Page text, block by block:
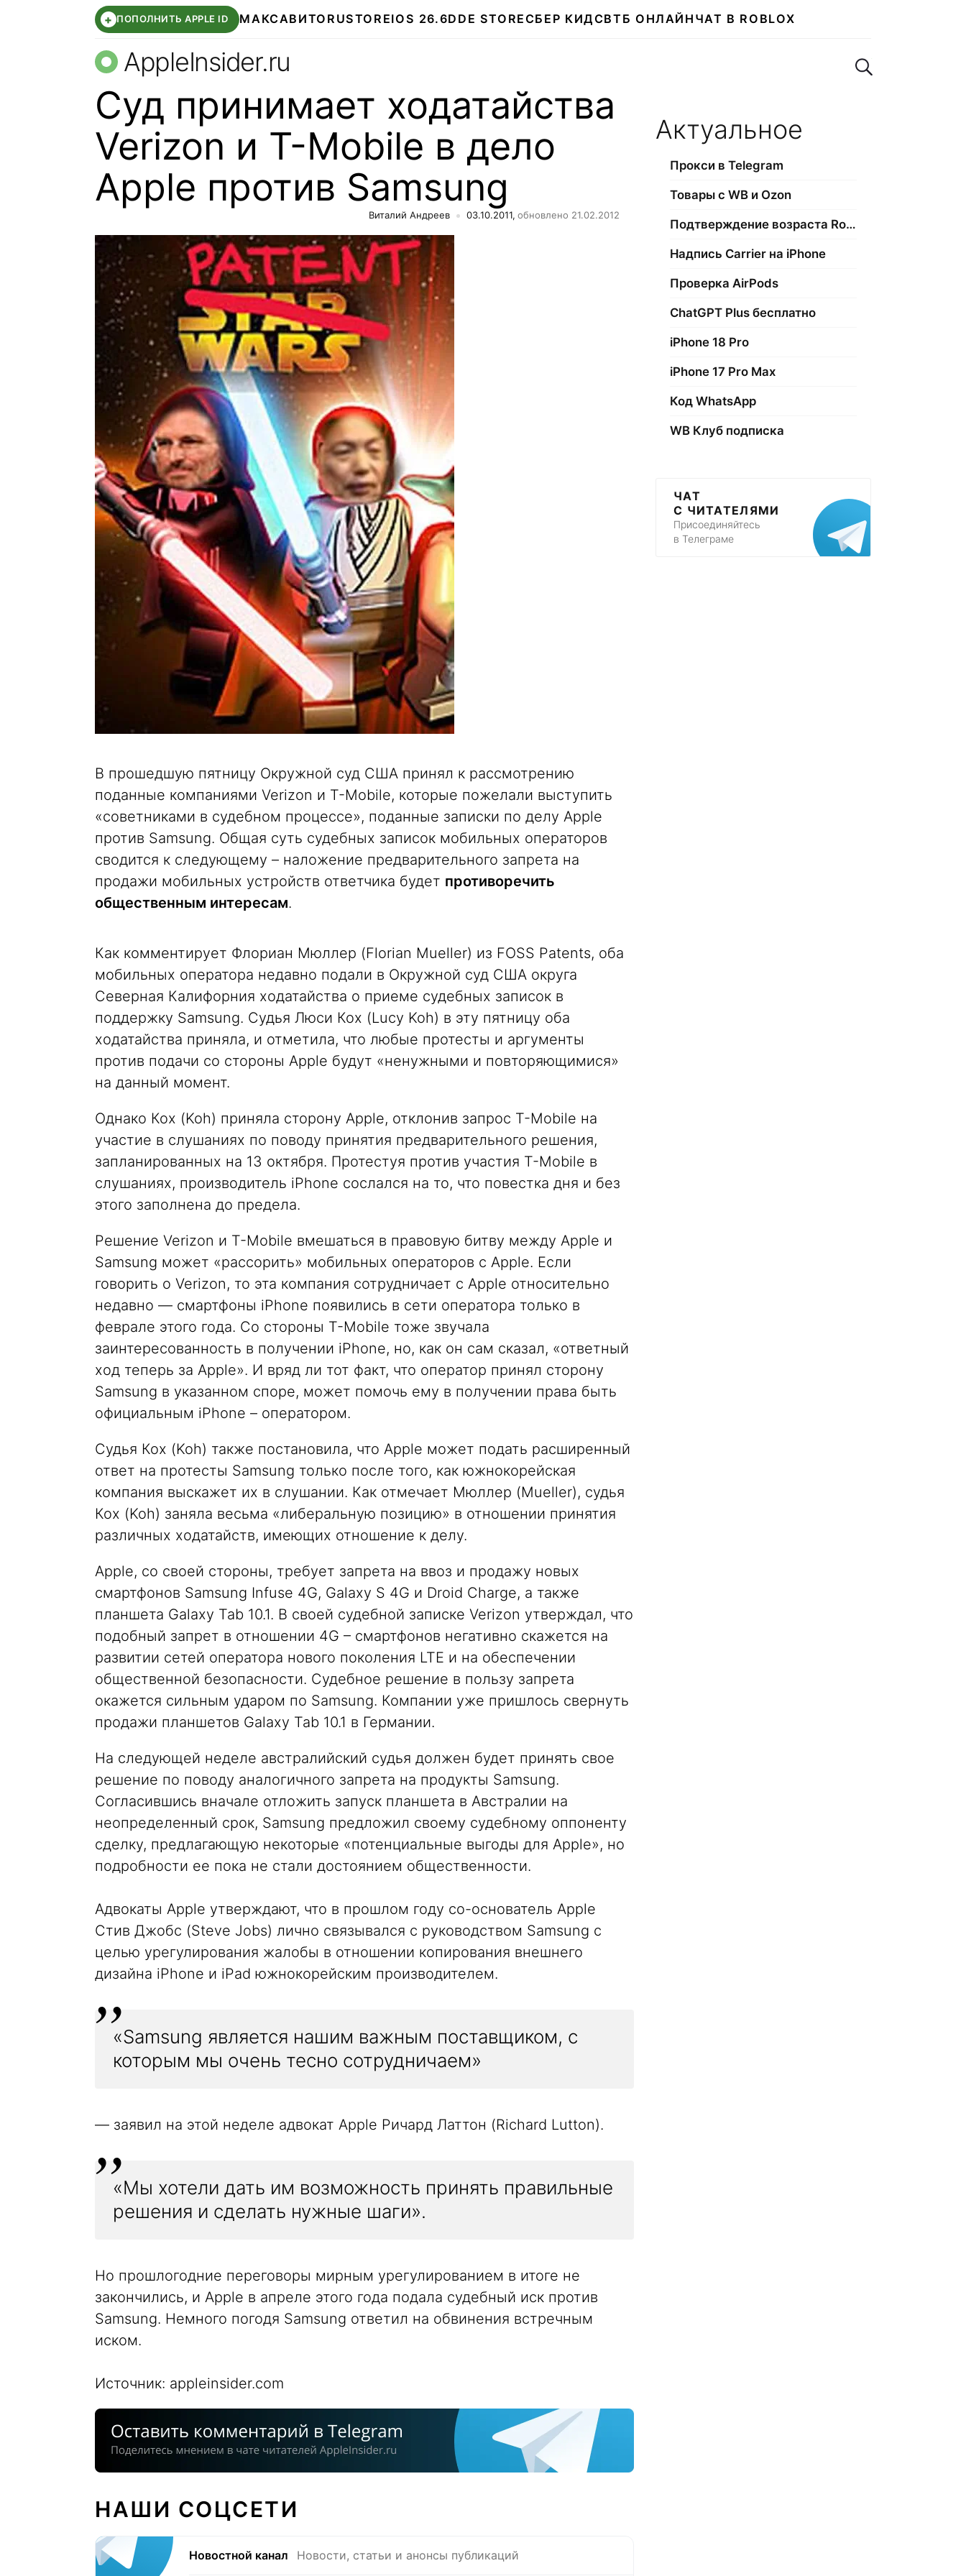
+ ПОПОЛНИТЬ APPLE ID МАКСАВИТО RUSTOREIOS 26.6DDE STORE СБЕР КИДСВТБ ОНЛАЙН ЧАТ В ROBLOX
AppleInsider.ru Поиск по сайту
Суд принимает ходатайства
Verizon и T-Mobile в дело
Apple против Samsung
Виталий Андреев 03.10.2011, обновлено 21.02.2012
В прошедшую пятницу Окружной суд США принял к рассмотрению
поданные компаниями Verizon и T-Mobile, которые пожелали выступить
«советниками в судебном процессе», поданные записки по делу Apple
против Samsung. Общая суть судебных записок мобильных операторов
сводится к следующему – наложение предварительного запрета на
продажи мобильных устройств ответчика будет противоречить
общественным интересам.
Как комментирует Флориан Мюллер (Florian Mueller) из FOSS Patents, оба
мобильных оператора недавно подали в Окружной суд США округа
Северная Калифорния ходатайства о приеме судебных записок в
поддержку Samsung. Судья Люси Кох (Lucy Koh) в эту пятницу оба
ходатайства приняла, и отметила, что любые протесты и аргументы
против подачи со стороны Apple будут «ненужными и повторяющимися»
на данный момент.
Однако Кох (Koh) приняла сторону Apple, отклонив запрос T-Mobile на
участие в слушаниях по поводу принятия предварительного решения,
запланированных на 13 октября. Протестуя против участия T-Mobile в
слушаниях, производитель iPhone сослался на то, что повестка дня и без
этого заполнена до предела.
Решение Verizon и T-Mobile вмешаться в правовую битву между Apple и
Samsung может «рассорить» мобильных операторов с Apple. Если
говорить о Verizon, то эта компания сотрудничает с Apple относительно
недавно — смартфоны iPhone появились в сети оператора только в
феврале этого года. Со стороны T-Mobile тоже звучала
заинтересованность в получении iPhone, но, как он сам сказал, «ответный
ход теперь за Apple». И вряд ли тот факт, что оператор принял сторону
Samsung в указанном споре, может помочь ему в получении права быть
официальным iPhone – оператором.
Судья Кох (Koh) также постановила, что Apple может подать расширенный
ответ на протесты Samsung только после того, как южнокорейская
компания выскажет их в слушании. Как отмечает Мюллер (Mueller), судья
Кох (Koh) заняла весьма «либеральную позицию» в отношении принятия
различных ходатайств, имеющих отношение к делу.
Apple, со своей стороны, требует запрета на ввоз и продажу новых
смартфонов Samsung Infuse 4G, Galaxy S 4G и Droid Charge, а также
планшета Galaxy Tab 10.1. В своей судебной записке Verizon утверждал, что
подобный запрет в отношении 4G – смартфонов негативно скажется на
развитии сетей оператора нового поколения LTE и на обеспечении
общественной безопасности. Судебное решение в пользу запрета
окажется сильным ударом по Samsung. Компании уже пришлось свернуть
продажи планшетов Galaxy Tab 10.1 в Германии.
На следующей неделе австралийский судья должен будет принять свое
решение по поводу аналогичного запрета на продукты Samsung.
Согласившись вначале отложить запуск планшета в Австралии на
неопределенный срок, Samsung предложил своему судебному оппоненту
сделку, предлагающую некоторые «потенциальные выгоды для Apple», но
подробности ее пока не стали достоянием общественности.
Адвокаты Apple утверждают, что в прошлом году со-основатель Apple
Стив Джобс (Steve Jobs) лично связывался с руководством Samsung с
целью урегулирования жалобы в отношении копирования внешнего
дизайна iPhone и iPad южнокорейским производителем.
«Samsung является нашим важным поставщиком, с
которым мы очень тесно сотрудничаем»
— заявил на этой неделе адвокат Apple Ричард Латтон (Richard Lutton).
«Мы хотели дать им возможность принять правильные
решения и сделать нужные шаги».
Но прошлогодние переговоры мирным урегулированием в итоге не
закончились, и Apple в апреле этого года подала судебный иск против
Samsung. Немного погодя Samsung ответил на обвинения встречным
иском.
Источник: appleinsider.com
НАШИ СОЦСЕТИ
Новостной канал Новости, статьи и анонсы публикаций
Актуальное
Прокси в Telegram
Товары с WB и Ozon
Подтверждение возраста Roblox
Надпись Carrier на iPhone
Проверка AirPods
ChatGPT Plus бесплатно
iPhone 18 Pro
iPhone 17 Pro Max
Код WhatsApp
WB Клуб подписка
ЧАТ
С ЧИТАТЕЛЯМИ
Присоединяйтесь
в Телеграме